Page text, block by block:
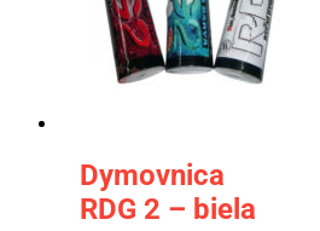
Dymovnica
RDG 2 – biela